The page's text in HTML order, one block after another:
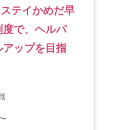
テイかめだ早
で、ヘルパ
ップを目指
〜